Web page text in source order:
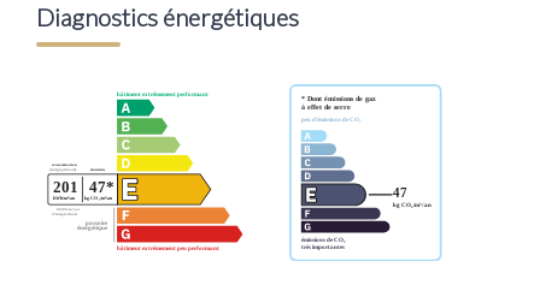
Diagnostics énergétiques